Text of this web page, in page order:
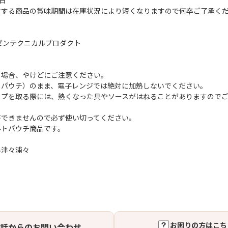
る商品の賞味期間は在庫状況により短くなりますので何卒ご了承くだ
テクニカルプロダクト
合、やけどにご注意ください。
ウチ）のまま、電子レンジでは絶対に加熱しないでください。
を取る際には、熱くなった具やソースがはねることがありますので
きませんので必ず使い切ってください。
パウチ商品です。
々浦々
お困りの方はこち